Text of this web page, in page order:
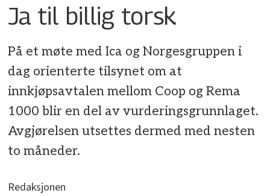
Ja til billig torsk
På et møte med Ica og Norgesgruppen i
dag orienterte tilsynet om at
innkjøpsavtalen mellom Coop og Rema
1000 blir en del av vurderingsgrunnlaget.
Avgjørelsen utsettes dermed med nesten
to måneder.
Redaksjonen